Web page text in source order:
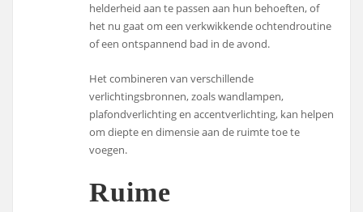
helderheid aan te passen aan hun behoeften, of
het nu gaat om een verkwikkende ochtendroutine
of een ontspannend bad in de avond.
Het combineren van verschillende
verlichtingsbronnen, zoals wandlampen,
plafondverlichting en accentverlichting, kan helpen
om diepte en dimensie aan de ruimte toe te
voegen.
Ruime